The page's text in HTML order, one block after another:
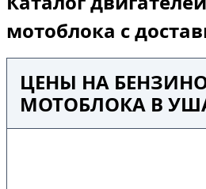
мотоблока с
ЦЕНЫ НА
МОТОБЛОКА В